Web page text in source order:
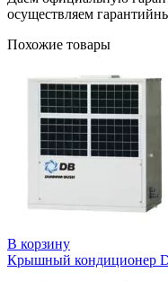
осуществляем
Похожие товары
В корзину
Крышный кондиционер